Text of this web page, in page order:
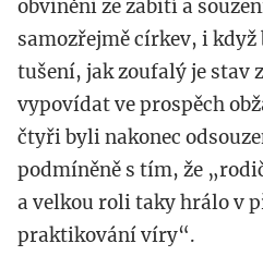
obviněni ze zabití a
samozřejmě církev, i
tušení, jak zoufalý je stav
vypovídat ve prospěch
čtyři byli nakonec
podmíněně s tím, že
a velkou roli taky hrálo v
praktikování víry“.